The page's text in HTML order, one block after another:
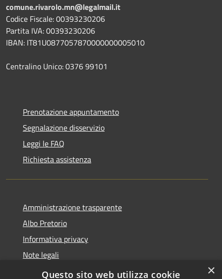
comune.rivarolo.mn@legalmail.it
Codice Fiscale: 00393230206
Partita IVA: 00393230206
IBAN: IT81U0877057870000000005010
Centralino Unico: 0376 99101
Prenotazione appuntamento
Segnalazione disservizio
Leggi le FAQ
Richiesta assistenza
Amministrazione trasparente
Albo Pretorio
Informativa privacy
Note legali
Dichiarazione di accessibilità
×
Questo sito web utilizza cookie